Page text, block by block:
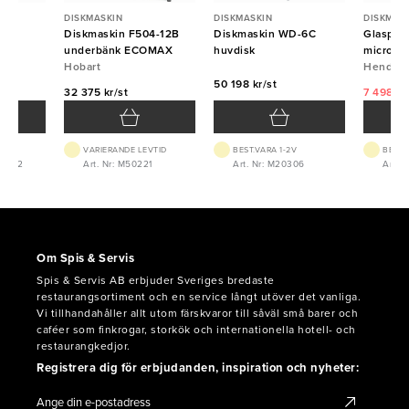
DISKMASKIN
Diskmaskin F504-12B
underbänk ECOMAX
Hobart
32 375 kr/st
VARIERANDE LEVTID
Art. Nr: M50221
DISKMASKIN
Diskmaskin WD-6C
huvdisk
50 198 kr/st
BEST.VARA 1-2V
Art. Nr: M20306
HENDI
Hendi
7 498
Art.
Om Spis & Servis
Spis & Servis AB erbjuder Sveriges bredaste
restaurangsortiment och en service långt utöver det vanliga.
Vi tillhandahåller allt utom färskvaror till såväl små barer och
caféer som finkrogar, storkök och internationella hotell- och
restaurangkedjor.
Registrera dig för erbjudanden, inspiration och nyheter: